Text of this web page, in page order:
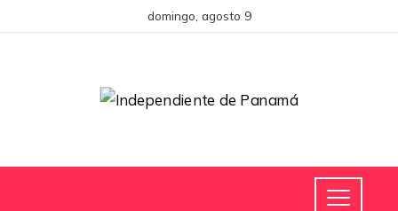
domingo, agosto 9